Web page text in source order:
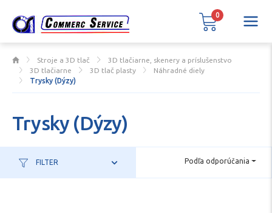
Stroje a 3D tlač
3D tlačiarne, skenery a príslušenstvo
3D tlačiarne
3D tlač plasty
Náhradné diely
Trysky (Dýzy)
Trysky (Dýzy)
FILTER Podľa odporúčania
0